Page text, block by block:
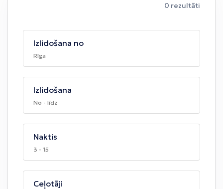
0 rezultāti
Izlidošana no
Rīga
Izlidošana
No - līdz
Naktis
3 - 15
Ceļotāji